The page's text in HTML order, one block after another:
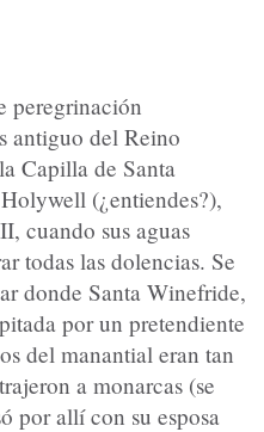
peregrinación
antiguo del Reino
Capilla de Santa
(¿entiendes?),
cuando sus aguas
todas las dolencias. Se
donde Santa Winefride,
por un pretendiente
del manantial eran tan
a monarcas (se
por allí con su esposa